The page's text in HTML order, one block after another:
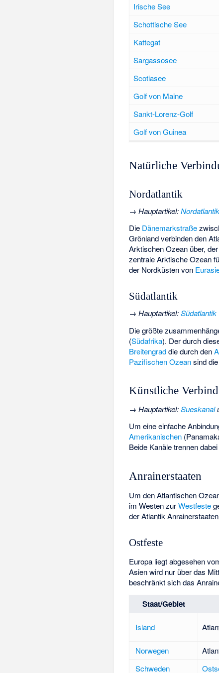
Irische See
Schottische See
Kattegat
Sargassosee
Scotiasee
Golf von Maine
Sankt-Lorenz-Golf
Golf von Guinea
Natürliche
Nordatlantik
→Hauptartikel:Nordatlantik
Die Dänemarkstraße
Grönland verbinden den
Arktischen Ozean über,
zentrale Arktische Ozean
der Nordküsten von
Südatlantik
→Hauptartikel:Südatlantik
Die größte
(Südafrika). Der durch
Breitengraddie durch den
Pazifischen Ozeansind die
Künstliche
→Hauptartikel:Sueskanal
Um eine einfache
Amerikanischen
Beide Kanäle trennen
Anrainerstaaten
Um den Atlantischen
im Westen zurWestfeste
der Atlantik
Ostfeste
Europa liegt abgesehen
Asien wird nur über das
beschränkt sich das
Staat/Gebiet
Island
Norwegen
Schweden